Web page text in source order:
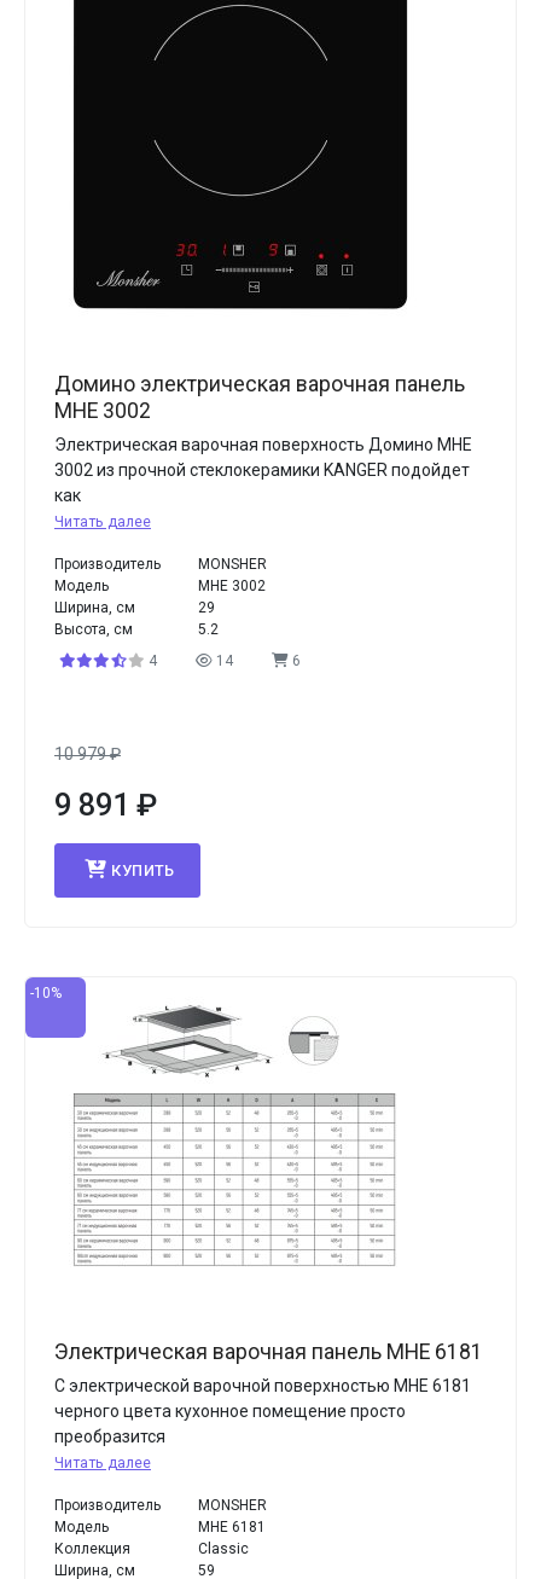
Домино электрическая варочная панель
MHE 3002
Электрическая варочная поверхность Домино MHE
3002 из прочной стеклокерамики KANGER подойдет
как
Читать далее
Производитель
MONSHER
Модель
MHE 3002
Ширина, см
29
Высота, см
5.2
4
14 6
10 979₽
9 891 ₽
КУПИТЬ
-10%
Электрическая варочная панель MHE 6181
С электрической варочной поверхностью MHE 6181
черного цвета кухонное помещение просто
преобразится
Читать далее
Производитель
MONSHER
Модель
MHE 6181
Коллекция
Classic
Ширина, см
59